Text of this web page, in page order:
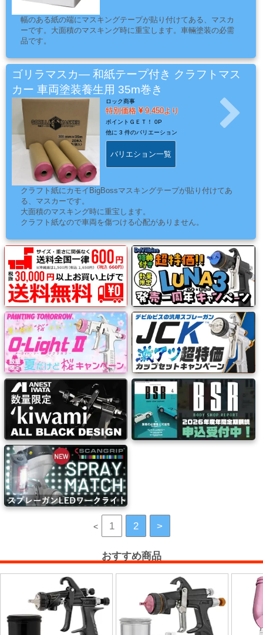
ラ
ー・
キ
グ・
チ・
ォ
ー
ム
電
動
工
具・
エ
ア
ー
工
具
ハ
バ
ス・
工
幅のある紙の端にマスキングテープが貼り付けてある、マスカ
ーです。大面積のマスキング時に重宝します。車輛塗装の必需
品です。
ゴリラマスカ― 和紙テープ付き クラフトマス
カー 車両塗装養生用 35m巻き
ロック商事
特別価格 9,450より
ポイントＧＥＴ！ 0P
他に 3 件のバリエーション
バリエション一覧
クラフト紙にカモイBigBossマスキングテープが貼り付けてあ
る、マスカーです。
大面積のマスキング時に重宝します。
クラフト紙なので車両を傷つける心配がありません。
< 1 2 >
おすすめ商品